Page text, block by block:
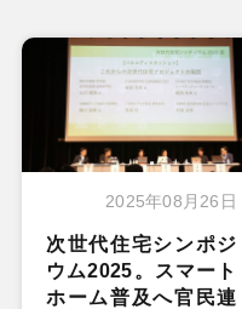
2025年08月26日
次世代住宅シンポジ
ウム2025。スマート
ホーム普及へ官民連